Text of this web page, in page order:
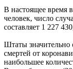
В настоящее время
человек, число
составляет 1 227
Штаты значительно
смертей от
наибольшее